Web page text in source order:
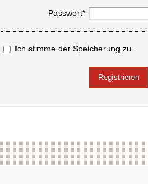
Passwort*
Ich stimme der Speicherung zu.